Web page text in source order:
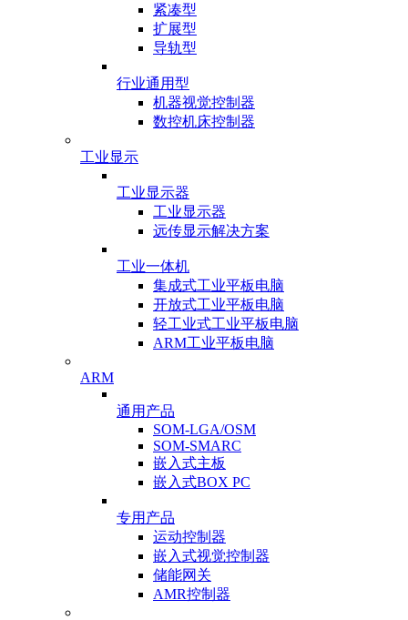
紧凑型
扩展型
导轨型
行业通用型
机器视觉控制器
数控机床控制器
工业显示
工业显示器
工业显示器
远传显示解决方案
工业一体机
集成式工业平板电脑
开放式工业平板电脑
轻工业式工业平板电脑
ARM工业平板电脑
ARM
通用产品
SOM-LGA/OSM
SOM-SMARC
嵌入式主板
嵌入式BOX PC
专用产品
运动控制器
嵌入式视觉控制器
储能网关
AMR控制器